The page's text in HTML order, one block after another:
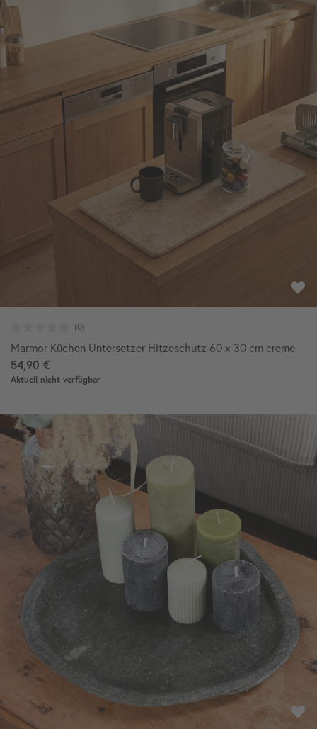
Marmor Küchen Untersetzer Hitzeschutz 60 x 30 cm creme
54,90 €
Aktuell nicht verfügbar